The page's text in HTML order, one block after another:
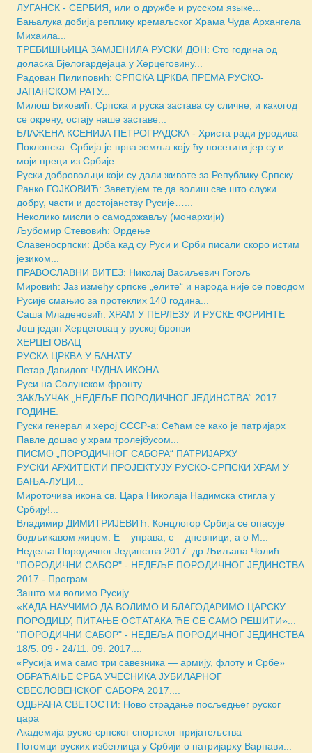
ЛУГАНСК - СЕРБИЯ, или о дружбе и русском языке...
Бањалука добија реплику кремаљског Храма Чуда Архангела
Михаила...
ТРЕБИШЊИЦА ЗАМЈЕНИЛА РУСКИ ДОН: Сто година од
доласка Бјелогардејаца у Херцеговину...
Радован Пилиповић: СРПСКА ЦРКВА ПРЕМА РУСКО-
ЈАПАНСКОМ РАТУ...
Милош Биковић: Српска и руска застава су сличне, и какогод
се окрену, остају наше заставе...
БЛАЖЕНА КСЕНИЈА ПЕТРОГРАДСКА - Христа ради јуродива
Поклонска: Србија је прва земља коју ћу посетити јер су и
моји преци из Србије...
Руски добровољци који су дали животе за Републику Српску...
Ранко ГОЈКОВИЋ: Заветујем те да волиш све што служи
добру, части и достојанству Русије…...
Неколико мисли о самодржављу (монархији)
Љубомир Стевовић: Ордење
Славеносрпски: Доба кад су Руси и Срби писали скоро истим
језиком...
ПРАВОСЛАВНИ ВИТЕЗ: Николај Васиљевич Гогољ
Мировић: Јаз између српске „елите“ и народа није се поводом
Русије смањио за протеклих 140 година...
Саша Младеновић: ХРАМ У ПЕРЛЕЗУ И РУСКЕ ФОРИНТЕ
Још један Херцеговац у руској бронзи
ХЕРЦЕГОВАЦ
РУСКА ЦРКВА У БАНАТУ
Петар Давидов: ЧУДНА ИКОНА
Руси на Солунском фронту
ЗАКЉУЧАК „НЕДЕЉЕ ПОРОДИЧНОГ ЈЕДИНСТВА“ 2017.
ГОДИНЕ.
Руски генерал и херој СССР-а: Сећам се како је патријарх
Павле дошао у храм тролејбусом...
ПИСМО „ПОРОДИЧНОГ САБОРА“ ПАТРИЈАРХУ
РУСКИ АРХИТЕКТИ ПРОЈЕКТУЈУ РУСКО-СРПСКИ ХРАМ У
БАЊА-ЛУЦИ...
Мироточива икона св. Цара Николаја Надимска стигла у
Србију!...
Владимир ДИМИТРИЈЕВИЋ: Концлогор Србија се опасује
бодљикавом жицом. Е – управа, е – дневници, а о М...
Недеља Породичног Јединства 2017: др Љиљана Чолић
"ПОРОДИЧНИ САБОР" - НЕДЕЉE ПОРОДИЧНОГ ЈЕДИНСТВА
2017 - Програм...
Зашто ми волимо Русију
«КАДА НАУЧИМО ДА ВОЛИМО И БЛАГОДАРИМО ЦАРСКУ
ПОРОДИЦУ, ПИТАЊЕ ОСТАТАКА ЋЕ СЕ САМО РЕШИТИ»...
"ПОРОДИЧНИ САБОР" - НЕДЕЉА ПОРОДИЧНОГ ЈЕДИНСТВА
18/5. 09 - 24/11. 09. 2017....
«Русија има само три савезника — армију, флоту и Србе»
ОБРАЋАЊЕ СРБА УЧЕСНИКА ЈУБИЛАРНОГ
СВЕСЛОВЕНСКОГ САБОРА 2017....
ОДБРАНА СВЕТОСТИ: Ново страдање посљедњег руског
цара
Академија руско-српског спортског пријатељства
Потомци руских избеглица у Србији о патријарху Варнави...